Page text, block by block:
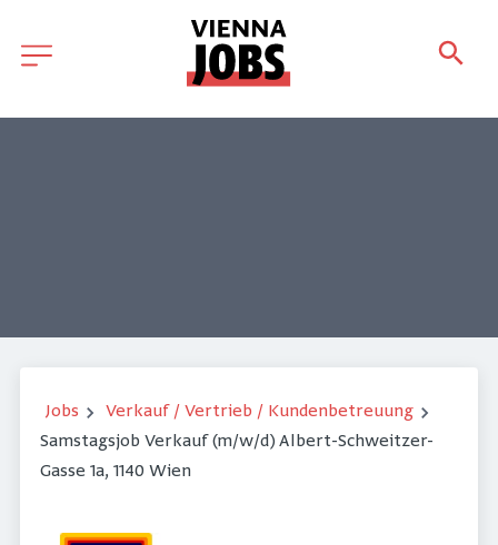
Jobs
Verkauf / Vertrieb / Kundenbetreuung
Samstagsjob Verkauf (m/w/d) Albert-Schweitzer-
Gasse 1a, 1140 Wien